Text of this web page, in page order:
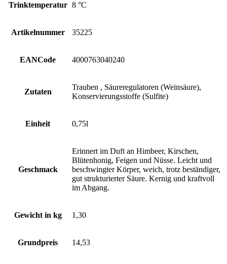
Trinktemperatur 8 °C
Artikelnummer 35225
EANCode 4000763040240
Zutaten
Trauben , Säureregulatoren (Weinsäure),
Konservierungsstoffe (Sulfite)
Einheit 0,75l
Geschmack
Erinnert im Duft an Himbeer, Kirschen,
Blütenhonig, Feigen und Nüsse. Leicht und
beschwingter Körper, weich, trotz beständiger,
gut strukturierter Säure. Kernig und kraftvoll
im Abgang.
Gewicht in kg 1,30
Grundpreis 14,53